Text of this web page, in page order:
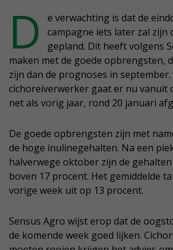
D
e verwachting is dat de
campagne iets later zal zijn
gepland. Dit heeft volgens
maken met de goede opbrengsten,
zijn dan de prognoses in september.
cichoreiverwerker gaat er nu vanuit
net als vorig jaar, rond 20 januari
De goede opbrengsten zijn met
de hoge inulinegehalten. Na een
halverwege oktober zijn de
boven 17 procent. Het gemiddelde
vorige week uit op 13 procent.
Sensus Agro wijst erop dat de
de komende week goed lijken.